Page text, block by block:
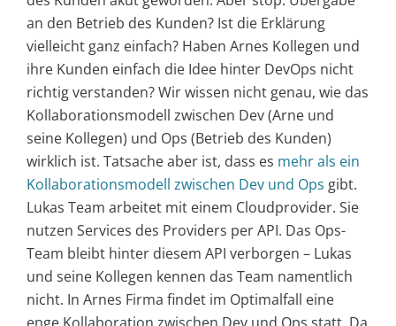
an den Betrieb des Kunden? Ist die Erklärung
vielleicht ganz einfach? Haben Arnes Kollegen und
ihre Kunden einfach die Idee hinter DevOps nicht
richtig verstanden? Wir wissen nicht genau, wie das
Kollaborationsmodell zwischen Dev (Arne und
seine Kollegen) und Ops (Betrieb des Kunden)
wirklich ist. Tatsache aber ist, dass es mehr als ein
Kollaborationsmodell zwischen Dev und Ops gibt.
Lukas Team arbeitet mit einem Cloudprovider. Sie
nutzen Services des Providers per API. Das Ops-
Team bleibt hinter diesem API verborgen – Lukas
und seine Kollegen kennen das Team namentlich
nicht. In Arnes Firma findet im Optimalfall eine